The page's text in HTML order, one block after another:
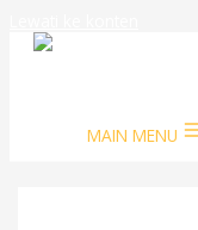
MAIN MENU